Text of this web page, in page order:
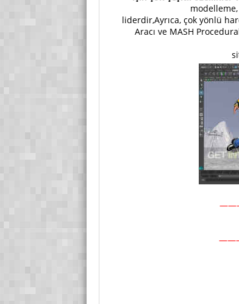
liderdir,Ayrıca, çok yönlü
Aracı ve MASH